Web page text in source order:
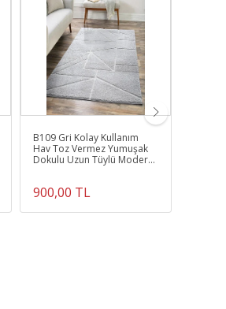
B109 Gri Kolay Kullanım
Hav Toz Vermez Yumuşak
Dokulu Uzun Tüylü Modern
900,00 TL